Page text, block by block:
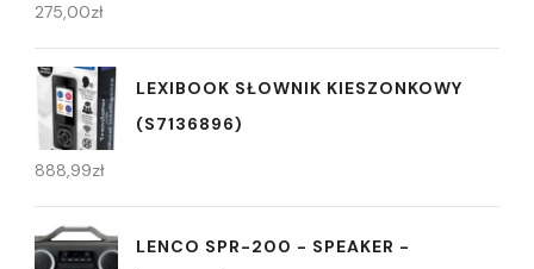
275,00zł
LEXIBOOK SŁOWNIK KIESZONKOWY
(S7136896)
888,99zł
LENCO SPR-200 - SPEAKER -